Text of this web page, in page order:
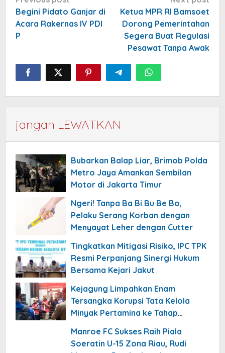
navigation
Begini Pidato Ganjar di
Acara Rakernas IV PDI
P
Ketua MPR RI Bamsoet
Dorong Pemerintahan
Segera Buat Regulasi
Pesawat Tanpa Awak
jangan LEWATKAN
Bubarkan Balap Liar, Brimob Polda
Metro Jaya Amankan Sembilan
Motor di Jakarta Timur
Ngeri! Tanpa Ba Bi Bu Be Bo,
Pelaku Serang Korban dengan
Menyayat Leher dengan Cutter
Tingkatkan Mitigasi Risiko, IPC TPK
Resmi Perpanjang Sinergi Hukum
Bersama Kejari Jakut
Kejagung Limpahkan Enam
Tersangka Korupsi Tata Kelola
Minyak Pertamina ke Tahap
Manroe FC Sukses Raih Piala
Soeratin U-15 Zona Riau, Rudi